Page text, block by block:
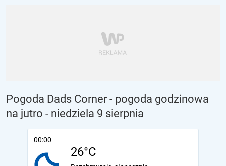
Pogoda Dads Corner - pogoda godzinowa
na jutro - niedziela 9 sierpnia
00:00
26°C